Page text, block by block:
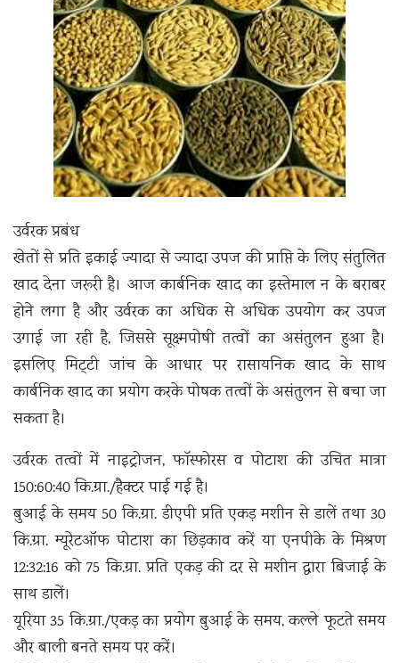
उर्वरक प्रबंध
खेतों से प्रति इकाई ज्यादा से ज्यादा उपज की प्राप्ति के लिए संतुलित
खाद देना जरूरी है। आज कार्बनिक खाद का इस्तेमाल न के बराबर
होने लगा है और उर्वरक का अधिक से अधिक उपयोग कर उपज
उगाई जा रही है, जिससे सूक्ष्मपोषी तत्वों का असंतुलन हुआ है।
इसलिए मिट्‌टी जांच के आधार पर रासायनिक खाद के साथ
कार्बनिक खाद का प्रयोग करके पोषक तत्वों के असंतुलन से बचा जा
सकता है।
उर्वरक तत्वों में नाइट्रोजन, फॉस्फोरस व पोटाश की उचित मात्रा
150:60:40 कि.ग्रा./हैक्टर पाई गई है।
बुआई के समय 50 कि.ग्रा. डीएपी प्रति एकड़ मशीन से डालें तथा 30
कि.ग्रा. म्यूरेटऑफ पोटाश का छिड़काव करें या एनपीके के मिश्रण
12:32:16 को 75 कि.ग्रा. प्रति एकड़ की दर से मशीन द्वारा बिजाई के
साथ डालें।
यूरिया 35 कि.ग्रा./एकड़ का प्रयोग बुआई के समय, कल्ले फूटते समय
और बाली बनते समय पर करें।